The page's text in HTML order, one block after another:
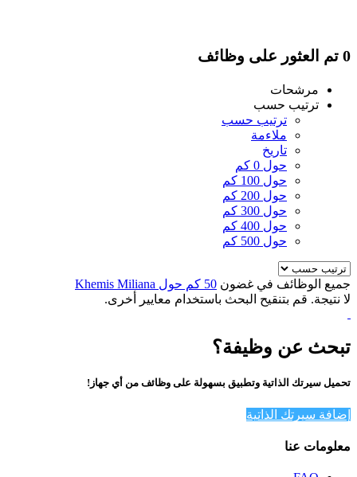
0 تم العثور على وظائف
مرشحات
ترتيب حسب
ترتيب حسب
ملاءمة
تاريخ
حول 0 كم
حول 100 كم
حول 200 كم
حول 300 كم
حول 400 كم
حول 500 كم
جميع الوظائف في غضون 50 كم حول Khemis Miliana
لا نتيجة. قم بتنقيح البحث باستخدام معايير أخرى.
تبحث عن وظيفة؟
تحميل سيرتك الذاتية وتطبيق بسهولة على وظائف من أي جهاز!
إضافة سيرتك الذاتية
معلومات عنا